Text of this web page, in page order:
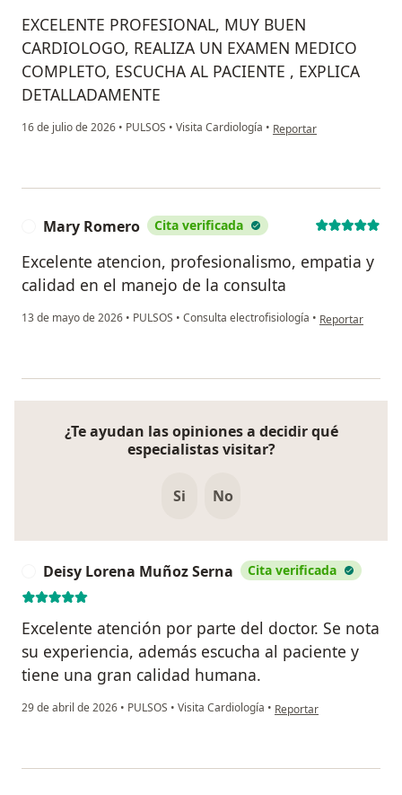
EXCELENTE PROFESIONAL, MUY BUEN
CARDIOLOGO, REALIZA UN EXAMEN MEDICO
COMPLETO, ESCUCHA AL PACIENTE , EXPLICA
DETALLADAMENTE
16 de julio de 2026 • PULSOS • Visita Cardiología • en opinión del usuario
Reportar
Mary Romero Cita verificada
Excelente atencion, profesionalismo, empatia y
calidad en el manejo de la consulta
13 de mayo de 2026 • PULSOS • Consulta electrofisiología • en opinión del
Reportar
¿Te ayudan las opiniones a decidir qué
especialistas visitar?
Si No
Deisy Lorena Muñoz Serna Cita verificada
Excelente atención por parte del doctor. Se nota
su experiencia, además escucha al paciente y
tiene una gran calidad humana.
29 de abril de 2026 • PULSOS • Visita Cardiología • en opinión del usuario
Reportar